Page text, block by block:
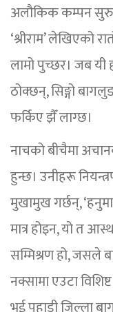
अलौकिक कम्पन सुरु
‘श्रीराम’ लेखिएको
लामो पुच्छर। जब
ठोक्छन्, सिङ्गो
फर्किए झैँ लाग्छ।
नाचको बीचैमा
हुन्छ। उनीहरू
मुखामुख गर्छन्,
मात्र होइन, यो त
सम्मिश्रण हो, जसले
नक्सामा एउटा